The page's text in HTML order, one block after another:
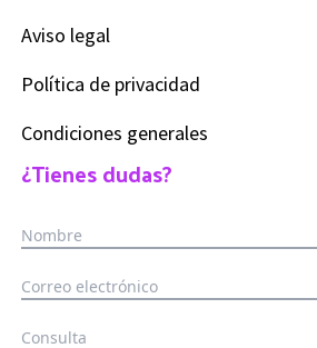
Aviso legal
Política de privacidad
Condiciones generales
¿Tienes dudas?